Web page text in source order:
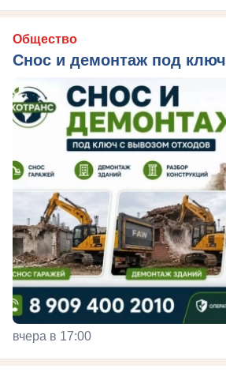
Общество
Снос и демонтаж под ключ
вчера в 17:00